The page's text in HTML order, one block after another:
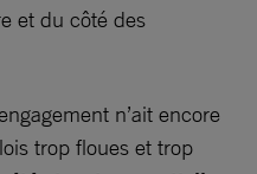
et du côté des
n’ait encore
trop floues et trop